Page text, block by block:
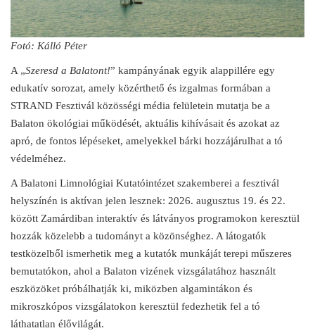
Fotó: Kálló Péter
A „Szeresd a Balatont!” kampányának egyik alappillére egy
edukatív sorozat, amely közérthető és izgalmas formában a
STRAND Fesztivál közösségi média felületein mutatja be a
Balaton ökológiai működését, aktuális kihívásait és azokat az
apró, de fontos lépéseket, amelyekkel bárki hozzájárulhat a tó
védelméhez.
A Balatoni Limnológiai Kutatóintézet szakemberei a fesztivál
helyszínén is aktívan jelen lesznek: 2026. augusztus 19. és 22.
között Zamárdiban interaktív és látványos programokon keresztül
hozzák közelebb a tudományt a közönséghez. A látogatók
testközelből ismerhetik meg a kutatók munkáját terepi műszeres
bemutatókon, ahol a Balaton vizének vizsgálatához használt
eszközöket próbálhatják ki, miközben algamintákon és
mikroszkópos vizsgálatokon keresztül fedezhetik fel a tó
láthatatlan élővilágát.